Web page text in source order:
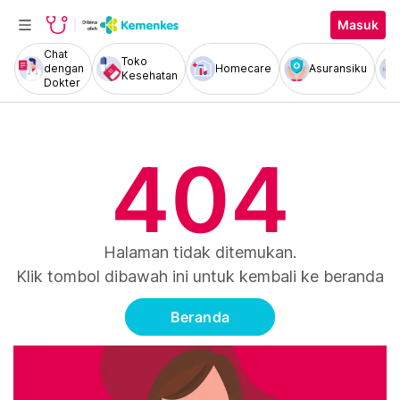
Masuk
Chat
dengan
Dokter
Toko
Kesehatan
Homecare Asuransiku
404
Halaman tidak ditemukan.
Klik tombol dibawah ini untuk kembali ke beranda
Beranda